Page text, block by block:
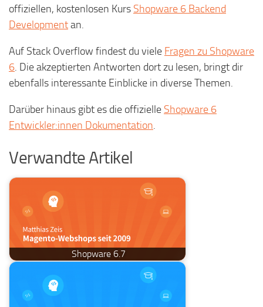
offiziellen, kostenlosen Kurs Shopware 6 Backend
Developmentan.
Auf Stack Overflow findest du viele Fragen zu Shopware
6. Die akzeptierten Antworten dort zu lesen, bringt dir
ebenfalls interessante Einblicke in diverse Themen.
Darüber hinaus gibt es die offizielle Shopware 6
Entwickler:innen Dokumentation.
Verwandte Artikel
Shopware 6.7